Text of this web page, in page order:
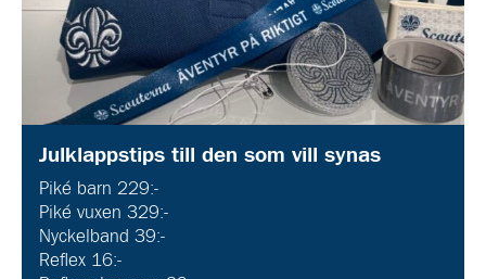
Julklappstips till den som vill synas
Piké barn 229:-
Piké vuxen 329:-
Nyckelband 39:-
Reflex 16:-